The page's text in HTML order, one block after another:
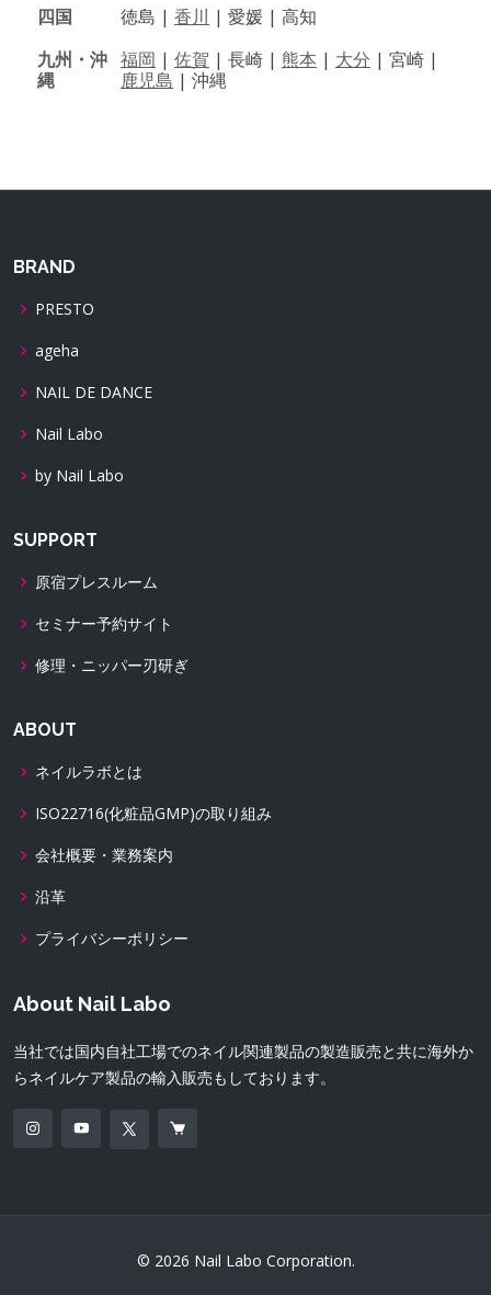
四国
徳島 | 香川 | 愛媛 | 高知
九州・沖
縄
福岡 | 佐賀 | 長崎 | 熊本 | 大分 | 宮崎 |
鹿児島 | 沖縄
BRAND
PRESTO
ageha
NAIL DE DANCE
Nail Labo
by Nail Labo
SUPPORT
原宿プレスルーム
セミナー予約サイト
修理・ニッパー刃研ぎ
ABOUT
ネイルラボとは
ISO22716(化粧品GMP)の取り組み
会社概要・業務案内
沿革
プライバシーポリシー
About Nail Labo
当社では国内自社工場でのネイル関連製品の製造販売と共に海外か
らネイルケア製品の輸入販売もしております。
© 2026 Nail Labo Corporation.